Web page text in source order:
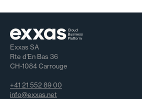
Exxas SA
Rte d'En Bas 36
CH-1084 Carrouge
+41 21 552 89 00
info@exxas.net